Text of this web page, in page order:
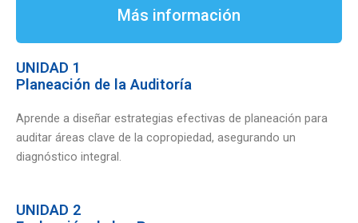
Más información
UNIDAD 1
Planeación de la Auditoría
Aprende a diseñar estrategias efectivas de planeación para
auditar áreas clave de la copropiedad, asegurando un
diagnóstico integral.
UNIDAD 2